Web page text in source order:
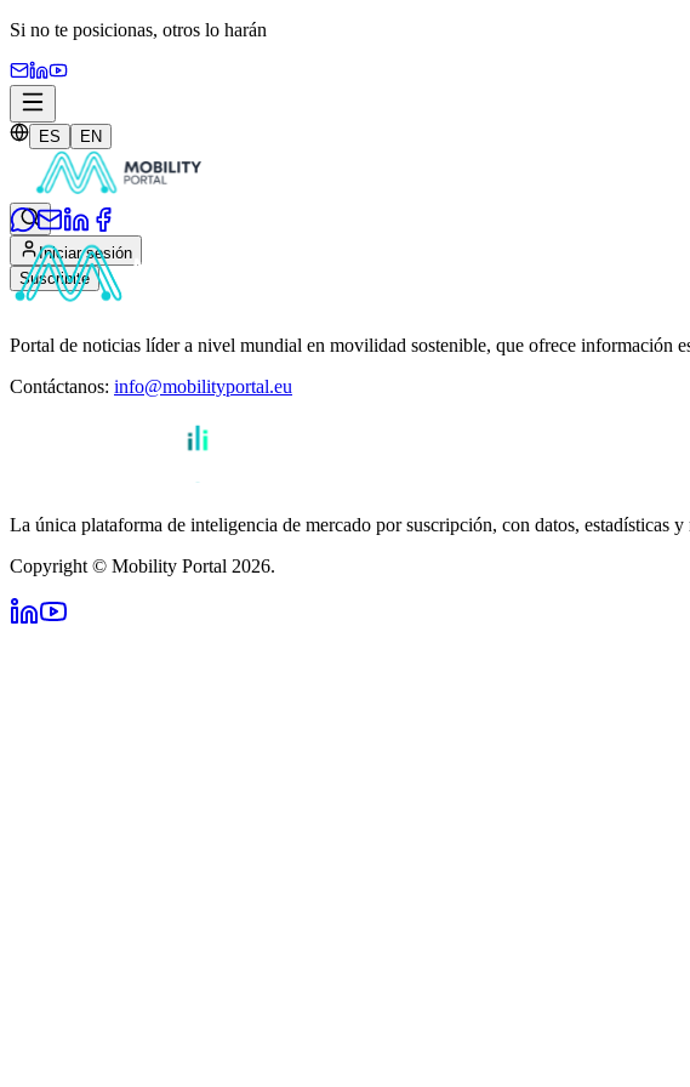
Si no te posicionas, otros lo harán
ES EN
Iniciar sesión
Suscribite
Portal de noticias líder a nivel mundial en movilidad sostenible, que ofrece información
Contáctanos: info@mobilityportal.eu
La única plataforma de inteligencia de mercado por suscripción, con datos, estadísticas
Copyright © Mobility Portal 2026.